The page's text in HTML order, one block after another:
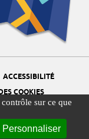
sur ce que
Personnaliser
ACCESSIBILITÉ
COOKIES
- PLAN DU SITE